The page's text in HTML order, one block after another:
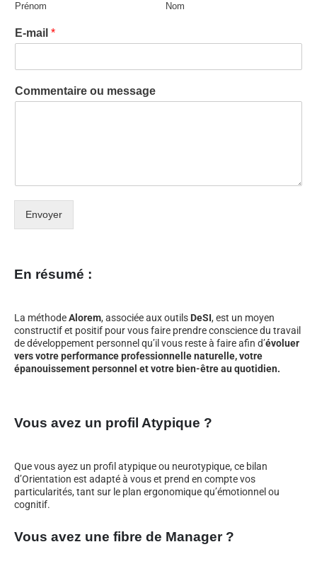
Prénom Nom
E-mail *
Commentaire ou message
Envoyer
En résumé :
La méthodeAlorem, associée aux outils DeSI, est un moyen
constructif et positif pour vous faire prendre conscience du travail
de développement personnel qu’il vous reste à faire afin d’évoluer
vers votre performance professionnelle naturelle, votre
épanouissement personnel et votre bien-être au quotidien.
Vous avez un profil Atypique ?
Que vous ayez un profil atypique ou neurotypique, ce bilan
d’Orientation est adapté à vous et prend en compte vos
particularités, tant sur le plan ergonomique qu’émotionnel ou
cognitif.
Vous avez une fibre de Manager ?